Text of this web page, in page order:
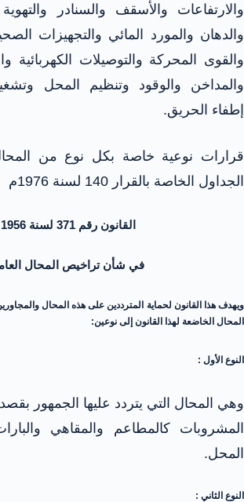
والارتفاعات والأسقف والسنادر
والدهان والمورد المائي والتجهيزات
والقوى المحركة والتوصيلات الكهربائية
والمداخن والوقود وتنظيم المحل
إطفاء الحريق.
قرارات نوعية خاصة بكل نوع من
الجداول الخاصة بالقرار 140 لسنة 1976م
القانون رقم 371 لسنة 1956
في شأن تراخيص المحال
ويهدف هذا القانون لحماية المترددين على هذه المحال
المحال الخاضعة لهذا القانون إلى نوعين:
النوع الأول :
وهي المحال التي يتردد عليها الجمهور بقصد
المشروبات كالمطاعم والمقاهي
المحل.
النوع الثاني :